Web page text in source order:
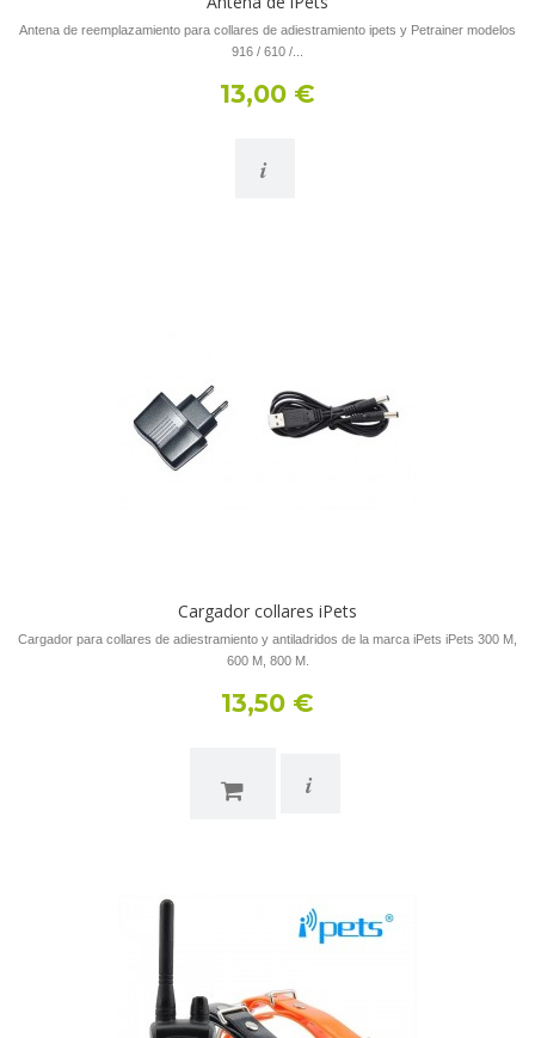
Antena de reemplazamiento para collares de adiestramiento ipets y Petrainer modelos
916 / 610 /...
13,00 €
i
Cargador collares iPets
Cargador para collares de adiestramiento y antiladridos de la marca iPets iPets 300 M,
600 M, 800 M.
13,50 €
i